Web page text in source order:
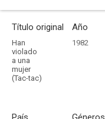
Título original
Han
violado
a una
mujer
(Tac-tac)
Año
1982